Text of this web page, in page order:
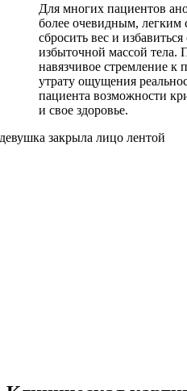
Для многих пациентов
более очевидным, легким
сбросить вес и
избыточной массой тела.
навязчивое стремление к
утрату ощущения
пациента возможности
и свое здоровье.